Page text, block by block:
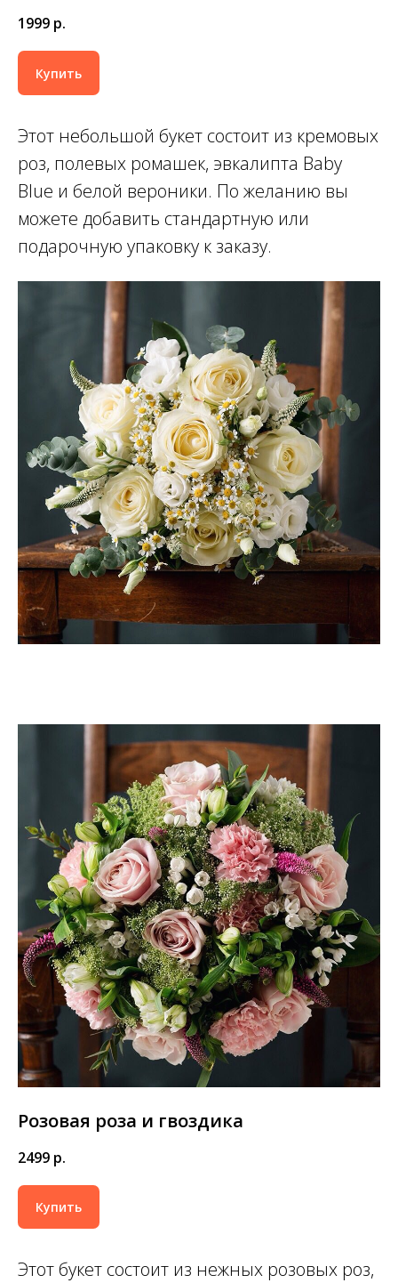
1999 р.
Купить
Этот небольшой букет состоит из кремовых
роз, полевых ромашек, эвкалипта Baby
Blue и белой вероники. По желанию вы
можете добавить стандартную или
подарочную упаковку к заказу.
Розовая роза и гвоздика
2499 р.
Купить
Этот букет состоит из нежных розовых роз,